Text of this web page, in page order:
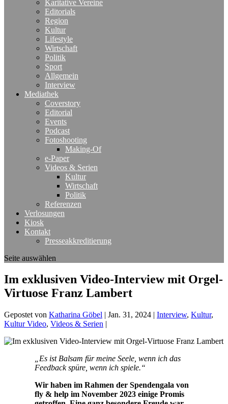
Karitative Vereine
Editorials
Region
Kultur
Lifestyle
Wirtschaft
Politik
Sport
Allgemein
Interview
Mediathek
Coverstory
Editorial
Events
Podcast
Fotoshooting
Making-Of
e-Paper
Videos & Serien
Kultur
Wirtschaft
Politik
Referenzen
Verlosungen
Kiosk
Kontakt
Presseakkreditierung
Seite auswählen
Im exklusiven Video-Interview mit Orgel-
Virtuose Franz Lambert
Gepostet von Katharina Göbel | Jan. 31, 2024 | Interview, Kultur,
Kultur Video, Videos & Serien |
„Es ist Balsam für meine Seele, wenn ich das
Feedback spüre, wenn ich spiele.“
Wir haben im Rahmen der Spendengala von
fly & help im November 2023 einige Promis